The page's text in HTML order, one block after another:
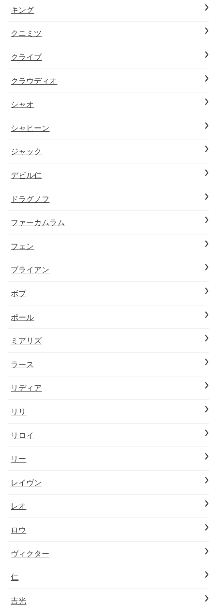
キング
クニミツ
クライブ
クラウディオ
シャオ
シャヒーン
ジャック
デビル仁
ドラグノフ
ファーカムラム
フェン
ブライアン
ボブ
ポール
ミアリズ
ラース
リディア
リリ
リロイ
リー
レイヴン
レオ
ロウ
ヴィクター
仁
吉光